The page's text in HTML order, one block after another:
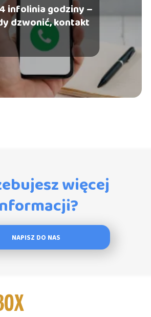
infolinia godziny –
dzwonić, kontakt
więcej
NAPISZ DO NAS